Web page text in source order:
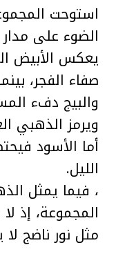
استوحت
الضوء على مدار
يعكس الأبيض
صفاء الفجر،
والبيج دفء
ويرمز الذهبي
أما الأسود
الليل.
، فيما يمثل
المجموعة، إذ
مثل نور ناضج لا